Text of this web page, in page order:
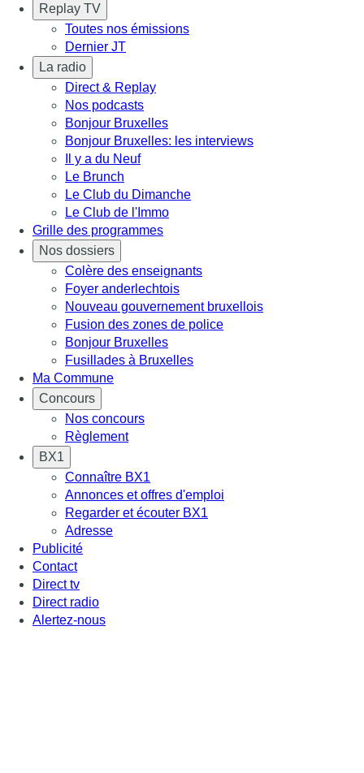
Replay TV
Toutes nos émissions
Dernier JT
La radio
Direct & Replay
Nos podcasts
Bonjour Bruxelles
Bonjour Bruxelles: les interviews
Il y a du Neuf
Le Brunch
Le Club du Dimanche
Le Club de l'Immo
Grille des programmes
Nos dossiers
Colère des enseignants
Foyer anderlechtois
Nouveau gouvernement bruxellois
Fusion des zones de police
Bonjour Bruxelles
Fusillades à Bruxelles
Ma Commune
Concours
Nos concours
Règlement
BX1
Connaître BX1
Annonces et offres d'emploi
Regarder et écouter BX1
Adresse
Publicité
Contact
Direct tv
Direct radio
Alertez-nous